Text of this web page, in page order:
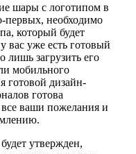
шары с логотипом в
первых, необходимо
который будет
вас уже есть готовый
лишь загрузить его
мобильного
готовой дизайн-
готова
все ваши пожелания и
утвержден,